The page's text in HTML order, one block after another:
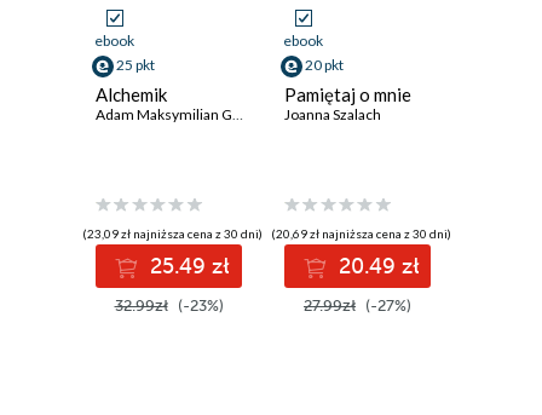
ebook
25 pkt
Alchemik
(23,09 zł najniższa cena z 30 dni)
25.49 zł
32.99zł (-23%)
ebook
20 pkt
Pamiętaj o mnie
Joanna Szalach
(20,69 zł najniższa cena z 30 dni)
20.49 zł
27.99zł (-27%)